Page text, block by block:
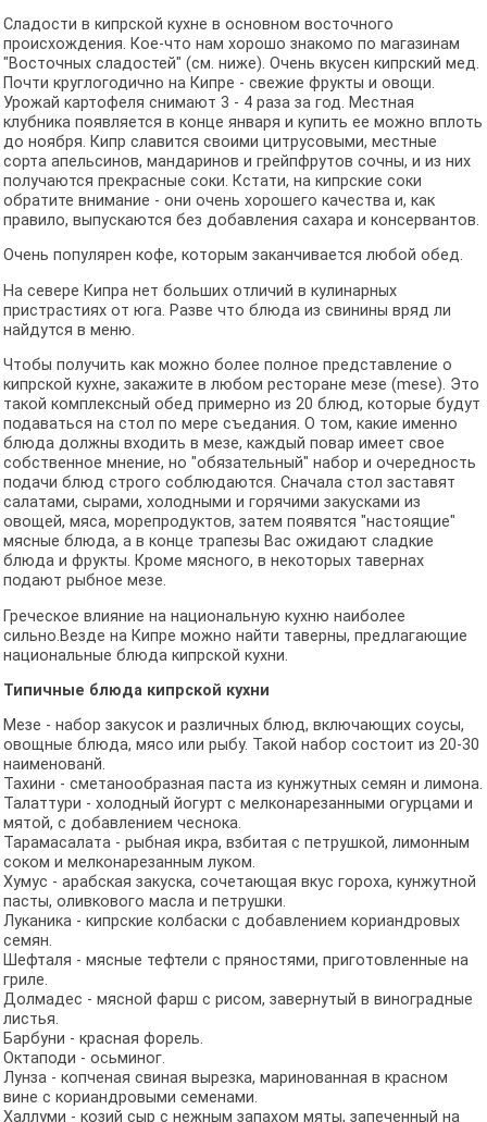
Сладости в кипрской кухне в основном восточного
происхождения. Кое-что нам хорошо знакомо по магазинам
"Восточных сладостей" (см. ниже). Очень вкусен кипрский мед.
Почти круглогодично на Кипре - свежие фрукты и овощи.
Урожай картофеля снимают 3 - 4 раза за год. Местная
клубника появляется в конце января и купить ее можно вплоть
до ноября. Кипр славится своими цитрусовыми, местные
сорта апельсинов, мандаринов и грейпфрутов сочны, и из них
получаются прекрасные соки. Кстати, на кипрские соки
обратите внимание - они очень хорошего качества и, как
правило, выпускаются без добавления сахара и консервантов.
Очень популярен кофе, которым заканчивается любой обед.
На севере Кипра нет больших отличий в кулинарных
пристрастиях от юга. Разве что блюда из свинины вряд ли
найдутся в меню.
Чтобы получить как можно более полное представление о
кипрской кухне, закажите в любом ресторане мезе (mese). Это
такой комплексный обед примерно из 20 блюд, которые будут
подаваться на стол по мере съедания. О том, какие именно
блюда должны входить в мезе, каждый повар имеет свое
собственное мнение, но "обязательный" набор и очередность
подачи блюд строго соблюдаются. Сначала стол заставят
салатами, сырами, холодными и горячими закусками из
овощей, мяса, морепродуктов, затем появятся "настоящие"
мясные блюда, а в конце трапезы Вас ожидают сладкие
блюда и фрукты. Кроме мясного, в некоторых тавернах
подают рыбное мезе.
Греческое влияние на национальную кухню наиболее
сильно.Везде на Кипре можно найти таверны, предлагающие
национальные блюда кипрской кухни.
Типичные блюда кипрской кухни
Мезе - набор закусок и различных блюд, включающих соусы,
овощные блюда, мясо или рыбу. Такой набор состоит из 20-30
наименованй.
Тахини - сметанообразная паста из кунжутных семян и лимона.
Талаттури - холодный йогурт с мелконарезанными огурцами и
мятой, с добавлением чеснока.
Тарамасалата - рыбная икра, взбитая с петрушкой, лимонным
соком и мелконарезанным луком.
Хумус - арабская закуска, сочетающая вкус гороха, кунжутной
пасты, оливкового масла и петрушки.
Луканика - кипрские колбаски с добавлением кориандровых
семян.
Шефталя - мясные тефтели с пряностями, приготовленные на
гриле.
Долмадес - мясной фарш с рисом, завернутый в виноградные
листья.
Барбуни - красная форель.
Октаподи - осьминог.
Лунза - копченая свиная вырезка, маринованная в красном
вине с кориандровыми семенами.
Халлуми - козий сыр с нежным запахом мяты, запеченный на